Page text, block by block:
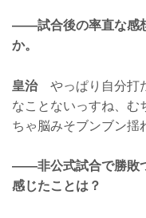
——試合後の率直な感
か。
皇治やっぱり自分打
なことないっすね、む
ちゃ脳みそブンブン揺
——非公式試合で勝敗
感じたことは？